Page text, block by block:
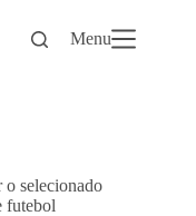
Menu
o selecionado
futebol